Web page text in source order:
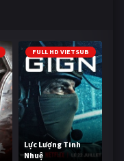
FULL HD VIETSUB
Lực Lượng Tinh
Nhuệ